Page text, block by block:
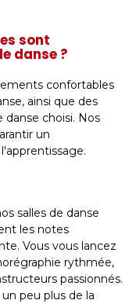
sont
danse ?
confortables
ainsi que des
danse choisi. Nos
un
salles de danse
les notes
Vous vous lancez
rythmée,
passionnés.
peu plus de la